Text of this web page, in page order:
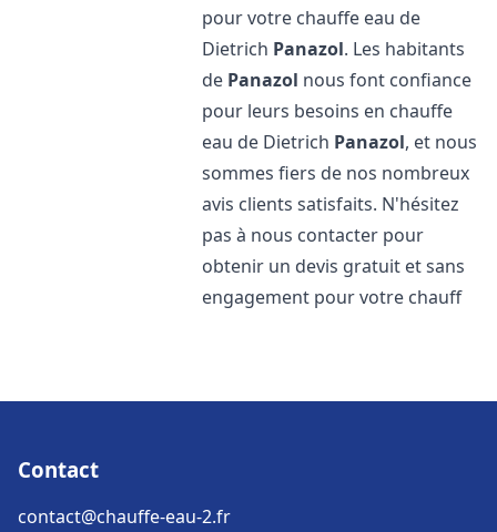
pour votre chauffe eau de
Dietrich Panazol. Les habitants
de Panazol nous font confiance
pour leurs besoins en chauffe
eau de Dietrich Panazol, et nous
sommes fiers de nos nombreux
avis clients satisfaits. N'hésitez
pas à nous contacter pour
obtenir un devis gratuit et sans
engagement pour votre chauff
Contact
contact@chauffe-eau-2.fr